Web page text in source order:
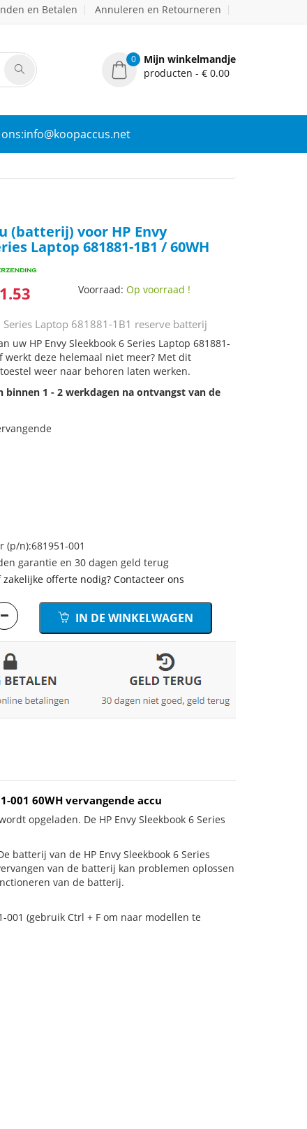
en Betalen Annuleren en Retourneren
0
Mijn winkelmandje
producten - € 0.00
(batterij) voor HP Envy
Laptop 681881-1B1 / 60WH
Voorraad:Op voorraad !
Series Laptop 681881-1B1 reserve batterij
uw HP Envy Sleekbook 6 Series Laptop 681881-
werkt deze helemaal niet meer? Met dit
weer naar behoren laten werken.
1 - 2 werkdagen na ontvangst van de
n):681951-001
garantie en 30 dagen geld terug
offerte nodig? Contacteer ons
IN DE WINKELWAGEN
001 60WH vervangende accu
opgeladen. De HP Envy Sleekbook 6 Series
van de HP Envy Sleekbook 6 Series
van de batterij kan problemen oplossen
van de batterij.
(gebruik Ctrl + F om naar modellen te